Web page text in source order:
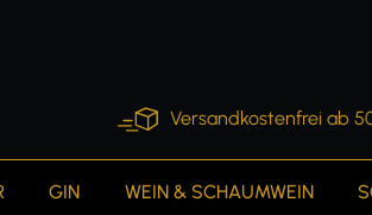
Versandkostenfrei ab
GIN WEIN & SCHAUMWEIN